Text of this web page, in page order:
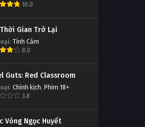
10.0
Gian Trở Lại
: Tình Cảm
8.0
Guts: Red Classroom
: Chính kịch, Phim 18+
3.8
Vòng Ngọc Huyết